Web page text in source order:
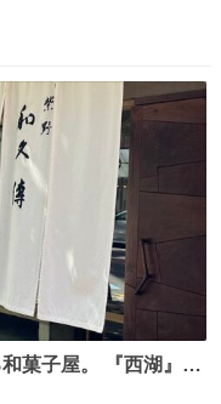
菓子屋。 『西湖』と
菓子がたまらなく美